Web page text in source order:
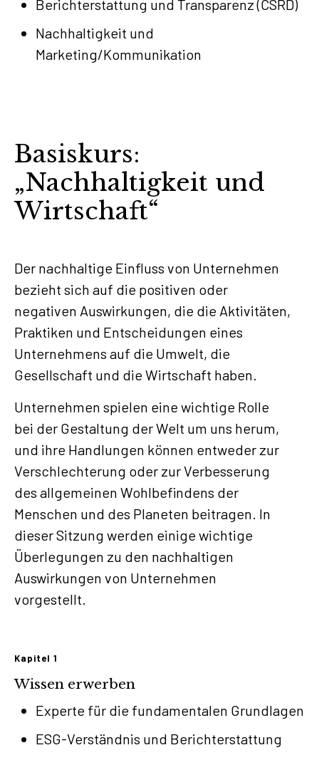
Berichterstattung und Transparenz (CSRD)
Nachhaltigkeit und
Marketing/Kommunikation
Basiskurs:
„Nachhaltigkeit und
Wirtschaft“
Der nachhaltige Einfluss von Unternehmen
bezieht sich auf die positiven oder
negativen Auswirkungen, die die Aktivitäten,
Praktiken und Entscheidungen eines
Unternehmens auf die Umwelt, die
Gesellschaft und die Wirtschaft haben.
Unternehmen spielen eine wichtige Rolle
bei der Gestaltung der Welt um uns herum,
und ihre Handlungen können entweder zur
Verschlechterung oder zur Verbesserung
des allgemeinen Wohlbefindens der
Menschen und des Planeten beitragen. In
dieser Sitzung werden einige wichtige
Überlegungen zu den nachhaltigen
Auswirkungen von Unternehmen
vorgestellt.
Kapitel 1
Wissen erwerben
Experte für die fundamentalen Grundlagen
ESG-Verständnis und Berichterstattung